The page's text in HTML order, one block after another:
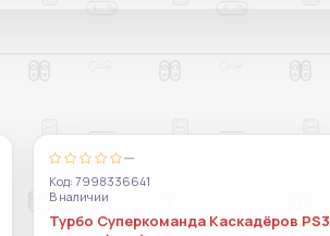
—
Код: 7998336641
В наличии
Турбо Суперкоманда Каскадёров PS3